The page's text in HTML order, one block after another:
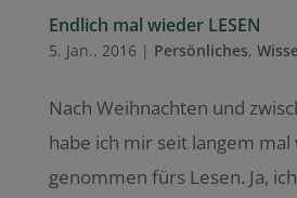
Endlich mal wieder LESEN
5. Jan.. 2016 | Persönliches,
Nach Weihnachten und
habe ich mir seit langem
genommen fürs Lesen. Ja,